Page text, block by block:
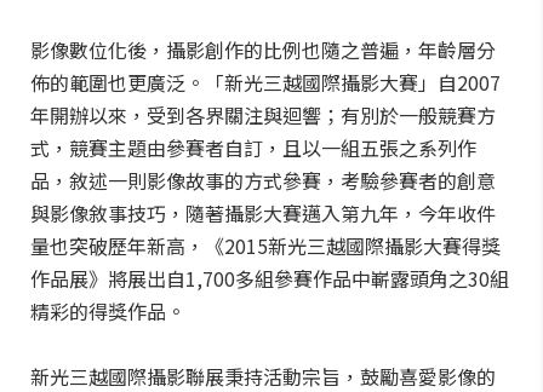
影像數位化後，攝影創作的比例也隨之普遍，年齡層分
佈的範圍也更廣泛。「新光三越國際攝影大賽」自2007
年開辦以來，受到各界關注與迴響；有別於一般競賽方
式，競賽主題由參賽者自訂，且以一組五張之系列作
品，敘述一則影像故事的方式參賽，考驗參賽者的創意
與影像敘事技巧，隨著攝影大賽邁入第九年，今年收件
量也突破歷年新高，《2015新光三越國際攝影大賽得獎
作品展》將展出自1,700多組參賽作品中嶄露頭角之30組
精彩的得獎作品。
新光三越國際攝影聯展秉持活動宗旨，鼓勵喜愛影像的